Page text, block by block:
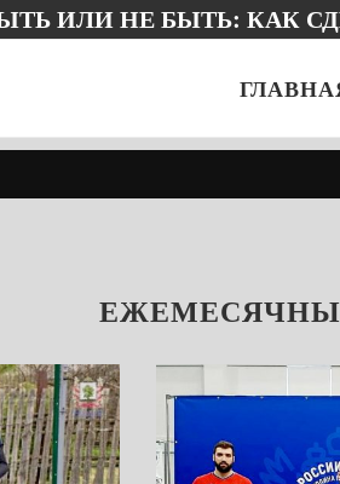
О ВЫДАЮЩЕМСЯ